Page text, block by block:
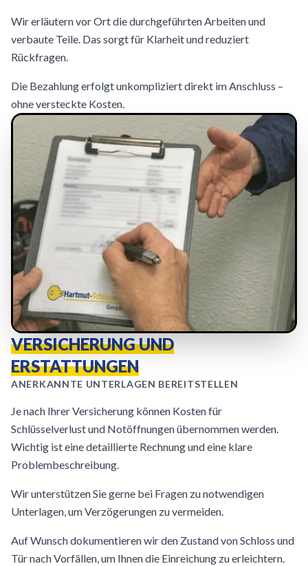
Wir erläutern vor Ort die durchgeführten Arbeiten und
verbaute Teile. Das sorgt für Klarheit und reduziert
Rückfragen.
Die Bezahlung erfolgt unkompliziert direkt im Anschluss –
ohne versteckte Kosten.
VERSICHERUNG UND
ERSTATTUNGEN
ANERKANNTE UNTERLAGEN BEREITSTELLEN
Je nach Ihrer Versicherung können Kosten für
Schlüsselverlust und Notöffnungen übernommen werden.
Wichtig ist eine detaillierte Rechnung und eine klare
Problembeschreibung.
Wir unterstützen Sie gerne bei Fragen zu notwendigen
Unterlagen, um Verzögerungen zu vermeiden.
Auf Wunsch dokumentieren wir den Zustand von Schloss und
Tür nach Vorfällen, um Ihnen die Einreichung zu erleichtern.